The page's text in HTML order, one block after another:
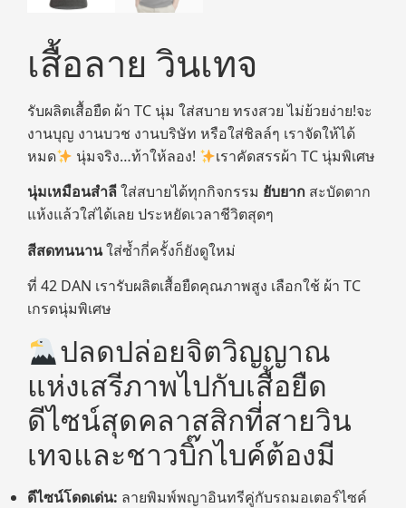
เสื้อลาย วินเทจ
รับผลิตเสื้อยืด ผ้า TC นุ่ม ใส่สบาย ทรงสวย ไม่ย้วยง่าย!จะ
งานบุญ งานบวช งานบริษัท หรือใส่ชิลล์ๆ เราจัดให้ได้
หมด
นุ่มจริง…ท้าให้ลอง!
เราคัดสรรผ้า TC นุ่มพิเศษ
นุ่มเหมือนสำลีใส่สบายได้ทุกกิจกรรม ยับยาก สะบัดตาก
แห้งแล้วใส่ได้เลย ประหยัดเวลาชีวิตสุดๆ
สีสดทนนานใส่ซ้ำกี่ครั้งก็ยังดูใหม่
ที่ 42 DAN เรารับผลิตเสื้อยืดคุณภาพสูง เลือกใช้ ผ้า TC
เกรดนุ่มพิเศษ
ปลดปล่อยจิตวิญญาณ
แห่งเสรีภาพไปกับเสื้อยืด
ดีไซน์สุดคลาสสิกที่สายวิน
เทจและชาวบิ๊กไบค์ต้องมี
ดีไซน์โดดเด่น: ลายพิมพ์พญาอินทรีคู่กับรถมอเตอร์ไซค์